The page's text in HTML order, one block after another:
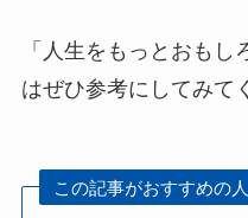
「人生をもっとおもし
はぜひ参考にしてみて
この記事がおすすめの人